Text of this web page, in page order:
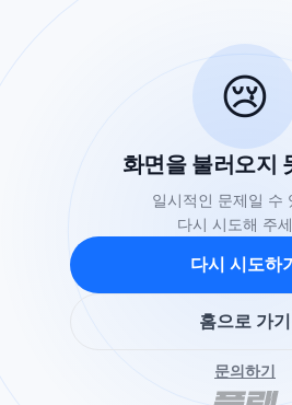
😢
화면을 불러오지
일시적인 문제일 수
다시 시도해 주
다시 시도하
홈으로 가기
문의하기